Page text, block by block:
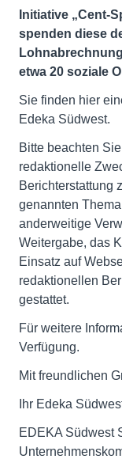
Initiative „Cent-
spenden diese
etwa 20 soziale
Sie finden hier
Edeka Südwest.
Bitte beachten
redaktionelle
Berichterstattung
genannten
anderweitige
Weitergabe, das
Einsatz auf
redaktionellen
gestattet.
Für weitere
Verfügung.
Mit freundlichen
Ihr Edeka
EDEKA Südwest